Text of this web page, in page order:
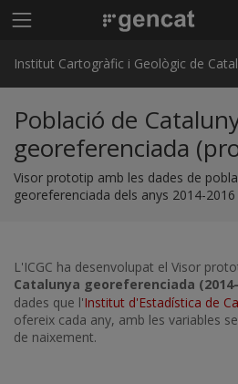
Menú principal ICGC
Institut Cartogràfic i Geològic de
Població de
georeferenciada
Visor prototip amb les dades de
georeferenciada dels anys 2014-2016
L'ICGC ha desenvolupat el Visor
Catalunya georeferenciada
dades que l'Institut d'Estadística de
ofereix cada any, amb les variables
de naixement.